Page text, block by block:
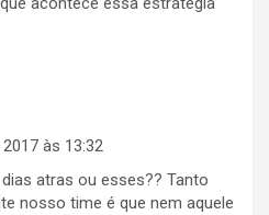
às 13:32
atras ou esses?? Tanto
nosso time é que nem aquele